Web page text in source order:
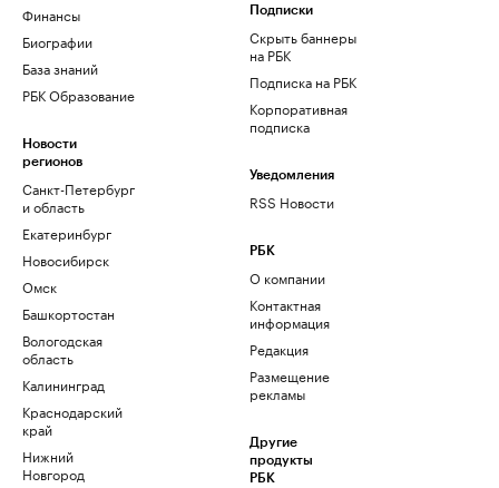
Финансы
Биографии
База знаний
РБК Образование
Новости
регионов
Санкт-Петербург
и область
Екатеринбург
Новосибирск
Омск
Башкортостан
Вологодская
область
Калининград
Краснодарский
край
Нижний
Новгород
Подписки
Скрыть баннеры
на РБК
Подписка на РБК
Корпоративная
подписка
Уведомления
RSS Новости
РБК
О компании
Контактная
информация
Редакция
Размещение
рекламы
Другие
продукты
РБК